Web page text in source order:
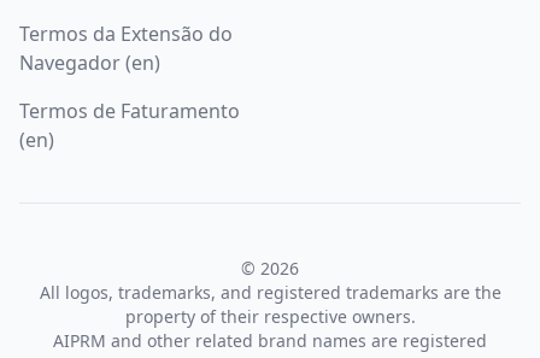
Termos da Extensão do
Navegador (en)
Termos de Faturamento
(en)
© 2026
All logos, trademarks, and registered trademarks are the
property of their respective owners.
AIPRM and other related brand names are registered